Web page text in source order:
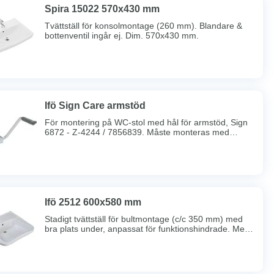
Spira 15022 570x430 mm
Tvättställ för konsolmontage (260 mm). Blandare &
bottenventil ingår ej. Dim. 570x430 mm.
Ifö Sign Care armstöd
För montering på WC-stol med hål för armstöd, Sign
6872 - Z-4244 / 7856839. Måste monteras med
Ifö 2512 600x580 mm
Stadigt tvättställ för bultmontage (c/c 350 mm) med
bra plats under, anpassat för funktionshindrade. Med